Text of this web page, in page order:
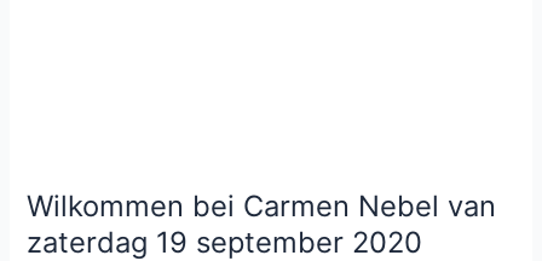
Wilkommen bei Carmen Nebel van
zaterdag 19 september 2020